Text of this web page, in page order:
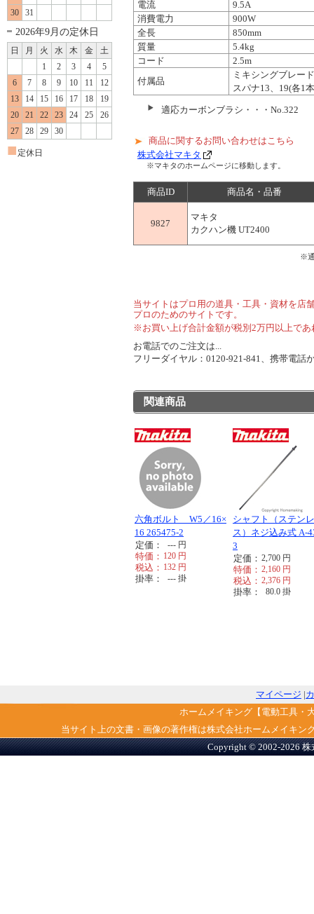
30
31
2026年9月の定休日
日 月 火 水 木 金
土
1
2 3 4
5
6
7 8 9 10 11
12
13
14 15 16 17 18
19
20
21 22 23 24 25
26
27
28 29 30
■ 定休日
電流
9.5A
消費電力
900W
全長
850mm
質量
5.4kg
コード
2.5m
付属品
ミキシングブレー
スパナ13、19(各1
適応カーボンブラシ・・・No.322
商品に関するお問い合わせはこちら
株式会社マキタ
※マキタのホームページに移動します。
商品ID 商品名・品番
9827
マキタ
カクハン機 UT2400
※
当サイトはプロ用の道具・工具・資材を店
プロのためのサイトです。
※お買い上げ合計金額が税別2万円以上で
お電話でのご注文は...
フリーダイヤル：0120-921-841、携帯電
関連商品
六角ボルト W5／16×
16 265475-2
定価：
--- 円
特価： 120 円
税込： 132 円
掛率： --- 掛
シャフト（ステンレ
ス）ネジ込み式 A-
3
定価： 2,700 円
特価： 2,160 円
税込： 2,376 円
掛率： 80.0 掛
マイページ |
ホームメイキング【電動工具・
当サイト上の文書・画像の著作権は株式会社ホームメイキ
Copyright © 2002-2026